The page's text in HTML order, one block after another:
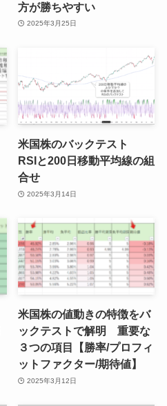
方が勝ちやすい
2025年3月25日
米国株のバックテスト
RSIと200日移動平均線の組
合せ
2025年3月14日
米国株の値動きの特徴をバ
ックテストで解明 重要な
３つの項目【勝率/プロフィ
ットファクター/期待値】
2025年3月12日